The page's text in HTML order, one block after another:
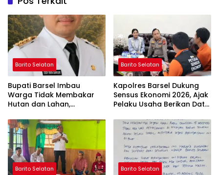
Barito Selatan
Bupati Barsel Imbau
Warga Tidak Membakar
Hutan dan Lahan,
Bebas Kabut Asap
Barito Selatan
Kapolres Barsel Dukung
Sensus Ekonomi 2026, Ajak
Pelaku Usaha Berikan Data
Barito Selatan Barito Selatan